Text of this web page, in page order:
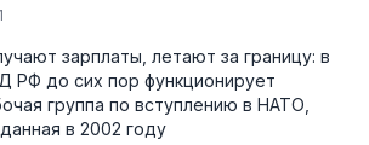
зарплаты, летают за границу: в
РФ до сих пор функционирует
группа по вступлению в НАТО,
в 2002 году